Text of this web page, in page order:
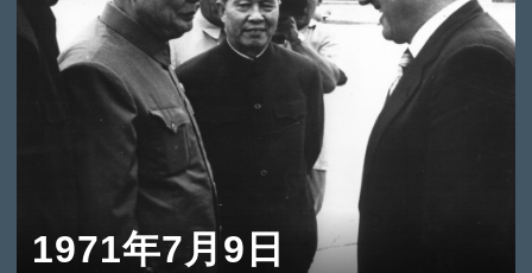
1971年7月9日